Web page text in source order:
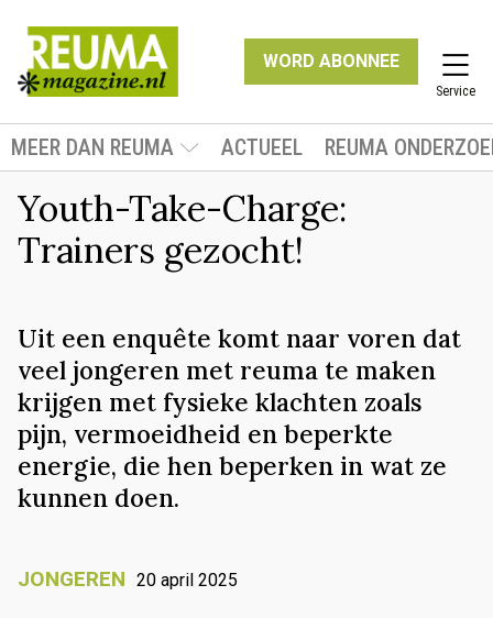
WORD ABONNEE
Service
MEER DAN REUMA ACTUEEL REUMA
Youth-Take-Charge:
Trainers gezocht!
Uit een enquête komt naar voren dat
veel jongeren met reuma te maken
krijgen met fysieke klachten zoals
pijn, vermoeidheid en beperkte
energie, die hen beperken in wat ze
kunnen doen.
JONGEREN 20 april 2025